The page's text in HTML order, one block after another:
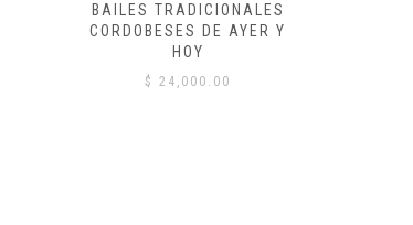
BAILES TRADICIONALES
CORDOBESES DE AYER Y
HOY
$ 24,000.00